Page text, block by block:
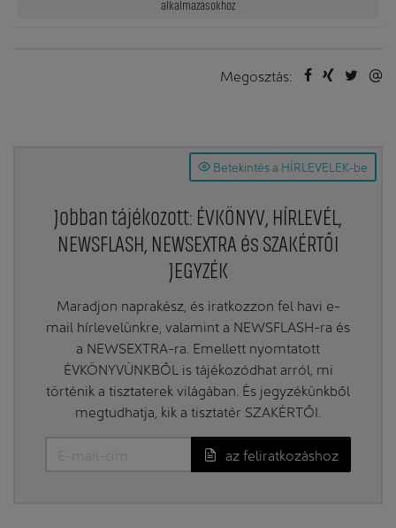
alkalmazásokhoz
Megosztás:
Betekintés a HÍRLEVELEK-be
Jobban tájékozott: ÉVKÖNYV, HÍRLEVÉL,
NEWSFLASH, NEWSEXTRA és SZAKÉRTŐI
JEGYZÉK
Maradjon naprakész, és iratkozzon fel havi e-
mail hírlevelünkre, valamint a NEWSFLASH-ra és
a NEWSEXTRA-ra. Emellett nyomtatott
ÉVKÖNYVÜNKBŐL is tájékozódhat arról, mi
történik a tisztaterek világában. És jegyzékünkből
megtudhatja, kik a tisztatér SZAKÉRTŐI.
az feliratkozáshoz